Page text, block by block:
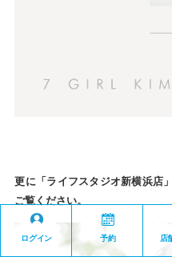
ログイン 予約 店
更に「ライフスタジオ新横浜店
ご覧ください。